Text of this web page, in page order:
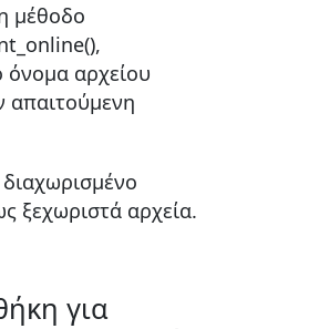
μέθοδο
αρχείου
απαιτούμενη
ξεχωριστά αρχεία.
για